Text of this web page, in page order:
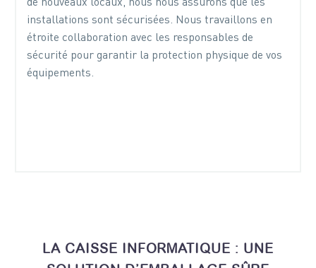
de nouveaux locaux, nous nous assurons que les
installations sont sécurisées. Nous travaillons en
étroite collaboration avec les responsables de
sécurité pour garantir la protection physique de vos
équipements.
LA CAISSE INFORMATIQUE : UNE